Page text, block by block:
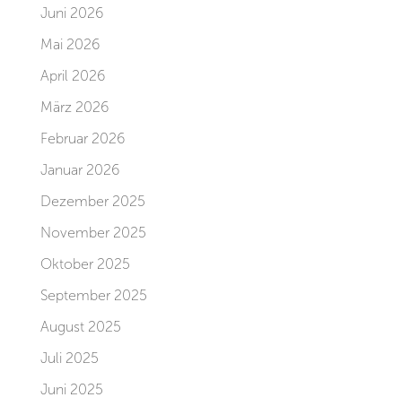
Juni 2026
Mai 2026
April 2026
März 2026
Februar 2026
Januar 2026
Dezember 2025
November 2025
Oktober 2025
September 2025
August 2025
Juli 2025
Juni 2025